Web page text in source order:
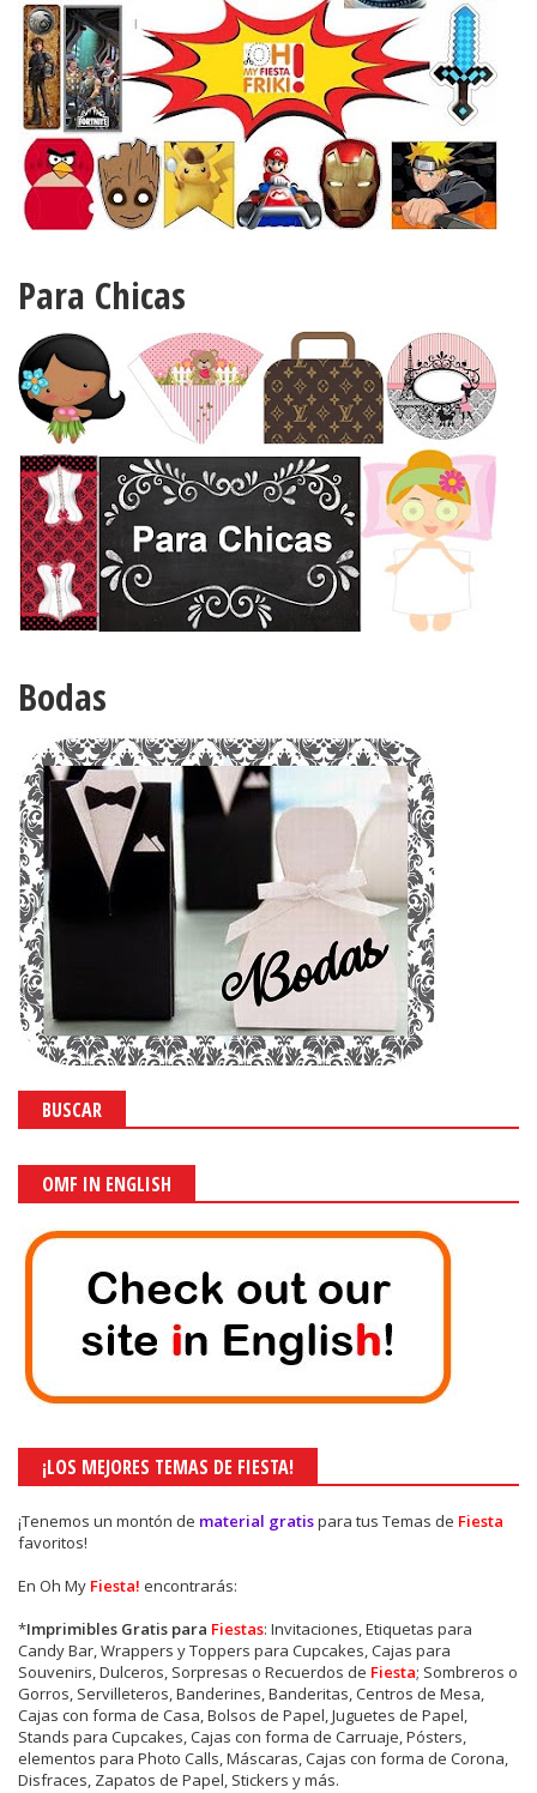
Para Chicas
Bodas
BUSCAR
OMF IN ENGLISH
¡LOS MEJORES TEMAS DE FIESTA!
¡Tenemos un montón de material gratispara tus Temas de Fiesta
favoritos!
En Oh My Fiesta! encontrarás:
*Imprimibles Gratis para Fiestas: Invitaciones, Etiquetas para
Candy Bar, Wrappers y Toppers para Cupcakes, Cajas para
Souvenirs, Dulceros, Sorpresas o Recuerdos de Fiesta; Sombreros o
Gorros, Servilleteros, Banderines, Banderitas, Centros de Mesa,
Cajas con forma de Casa, Bolsos de Papel, Juguetes de Papel,
Stands para Cupcakes, Cajas con forma de Carruaje, Pósters,
elementos para Photo Calls, Máscaras, Cajas con forma de Corona,
Disfraces, Zapatos de Papel, Stickers y más.